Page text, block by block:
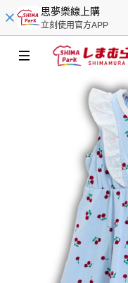
思夢樂線上購
立刻使用官方APP